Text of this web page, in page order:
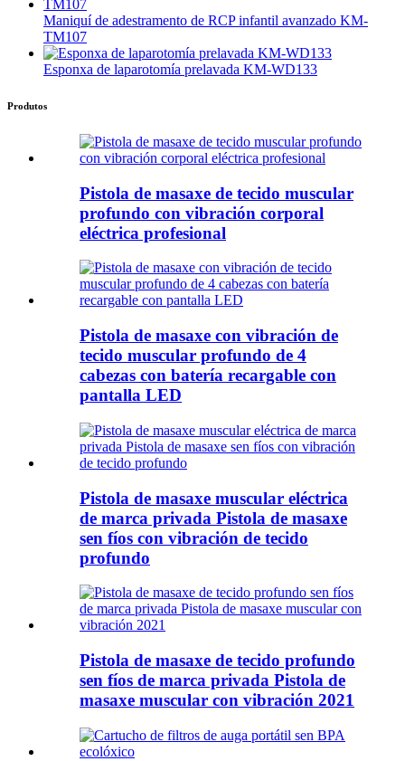
Maniquí de adestramento de RCP infantil avanzado KM-
TM107
Esponxa de laparotomía prelavada KM-WD133
Produtos
Pistola de masaxe de tecido muscular
profundo con vibración corporal
eléctrica profesional
Pistola de masaxe con vibración de
tecido muscular profundo de 4
cabezas con batería recargable con
pantalla LED
Pistola de masaxe muscular eléctrica
de marca privada Pistola de masaxe
sen fíos con vibración de tecido
profundo
Pistola de masaxe de tecido profundo
sen fíos de marca privada Pistola de
masaxe muscular con vibración 2021